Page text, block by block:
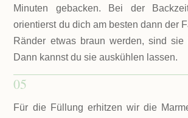
Minuten gebacken. Bei der
orientierst du dich am besten dann der
Ränder etwas braun werden, sind sie
Dann kannst du sie auskühlen lassen.
05
Für die Füllung erhitzen wir die